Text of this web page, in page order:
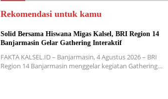
Rekomendasi untuk kamu
Solid Bersama Hiswana Migas Kalsel, BRI Region 14
Banjarmasin Gelar Gathering Interaktif
FAKTA KALSEL.ID – Banjarmasin, 4 Agustus 2026 – BRI
Region 14 Banjarmasin menggelar kegiatan Gathering…